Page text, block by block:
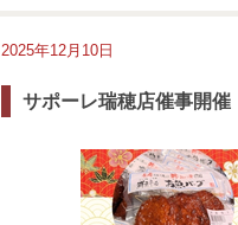
2025年12月10日
サポーレ瑞穂店催事開催